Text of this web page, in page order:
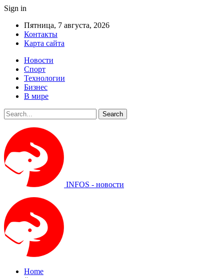
Sign in
Пятница, 7 августа, 2026
Контакты
Карта сайта
Новости
Спорт
Технологии
Бизнес
В мире
INFOS - новости
Home